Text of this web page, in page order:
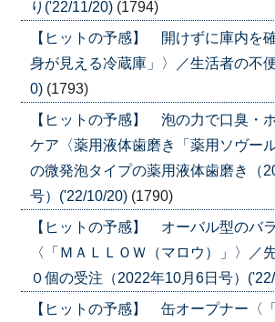
り('22/11/20) (1794)
【ヒットの予感】 開けずに庫内を
身が見える冷蔵庫」〉／生活者の不
0) (1793)
【ヒットの予感】 泡の力で口臭・
ケア〈薬用液体歯磨き「薬用ソヴー
の微発泡タイプの薬用液体歯磨き（
号）('22/10/20) (1790)
【ヒットの予感】 オーバル型のバ
〈「ＭＡＬＬＯＷ（マロウ）」〉／
０個の受注（2022年10月6日号）
【ヒットの予感】 缶オープナー〈